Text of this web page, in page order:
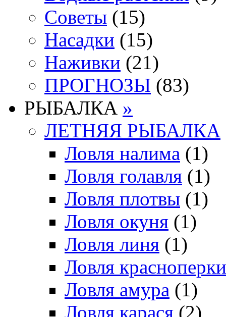
Советы (15)
Насадки (15)
Наживки (21)
ПРОГНОЗЫ (83)
РЫБАЛКА »
ЛЕТНЯЯ РЫБАЛКА
Ловля налима (1)
Ловля голавля (1)
Ловля плотвы (1)
Ловля окуня (1)
Ловля линя (1)
Ловля красноперки
Ловля амура (1)
Ловля карася (2)